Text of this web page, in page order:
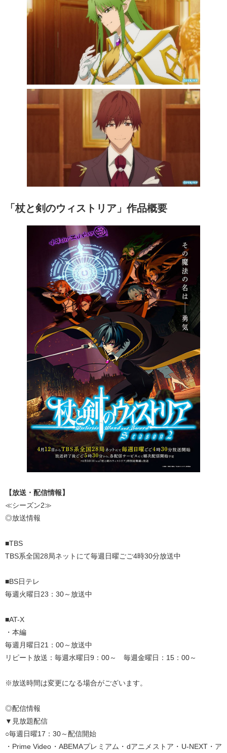
「杖と剣のウィストリア」作品概要
【放送・配信情報】
≪シーズン2≫
◎放送情報
■TBS
TBS系全国28局ネットにて毎週日曜ごご4時30分放送中
■BS日テレ
毎週火曜日23：30～放送中
■AT-X
・本編
毎週月曜日21：00～放送中
リピート放送：毎週水曜日9：00～ 毎週金曜日：15：00～
※放送時間は変更になる場合がございます。
◎配信情報
▼見放題配信
○毎週日曜17：30～配信開始
・Prime Video・ABEMAプレミアム・dアニメストア・U-NEXT・ア